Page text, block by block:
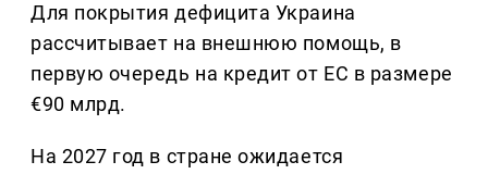
Для покрытия дефицита Украина
рассчитывает на внешнюю помощь, в
первую очередь на кредит от ЕС в размере
€90 млрд.
На 2027 год в стране ожидается